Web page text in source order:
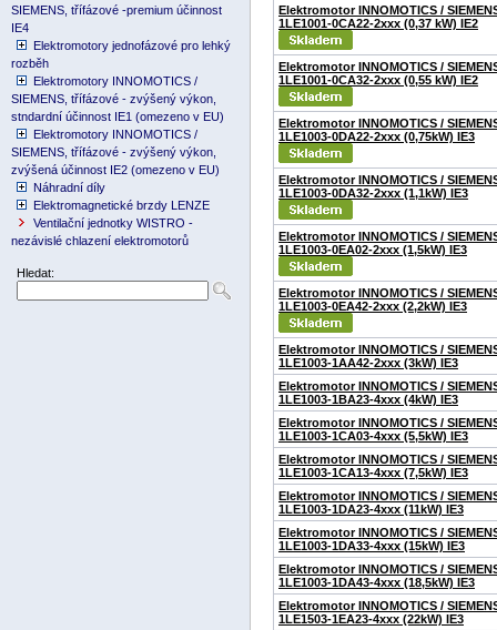
SIEMENS, třífázové -premium účinnost
IE4
Elektromotory jednofázové pro lehký
rozběh
Elektromotory INNOMOTICS /
SIEMENS, třífázové - zvýšený výkon,
stndardní účinnost IE1 (omezeno v EU)
Elektromotory INNOMOTICS /
SIEMENS, třífázové - zvýšený výkon,
zvýšená účinnost IE2 (omezeno v EU)
Náhradní díly
Elektromagnetické brzdy LENZE
Ventilační jednotky WISTRO -
nezávislé chlazení elektromotorů
Hledat:
Elektromotor INNOMOTICS /
1LE1001-0CA22-2xxx (0,37 kW) IE2
Elektromotor INNOMOTICS /
1LE1001-0CA32-2xxx (0,55 kW) IE2
Elektromotor INNOMOTICS /
1LE1003-0DA22-2xxx (0,75kW) IE3
Elektromotor INNOMOTICS /
1LE1003-0DA32-2xxx (1,1kW) IE3
Elektromotor INNOMOTICS /
1LE1003-0EA02-2xxx (1,5kW) IE3
Elektromotor INNOMOTICS /
1LE1003-0EA42-2xxx (2,2kW) IE3
Elektromotor INNOMOTICS /
1LE1003-1AA42-2xxx (3kW) IE3
Elektromotor INNOMOTICS /
1LE1003-1BA23-4xxx (4kW) IE3
Elektromotor INNOMOTICS /
1LE1003-1CA03-4xxx (5,5kW) IE3
Elektromotor INNOMOTICS /
1LE1003-1CA13-4xxx (7,5kW) IE3
Elektromotor INNOMOTICS /
1LE1003-1DA23-4xxx (11kW) IE3
Elektromotor INNOMOTICS /
1LE1003-1DA33-4xxx (15kW) IE3
Elektromotor INNOMOTICS /
1LE1003-1DA43-4xxx (18,5kW) IE3
Elektromotor INNOMOTICS /
1LE1503-1EA23-4xxx (22kW) IE3